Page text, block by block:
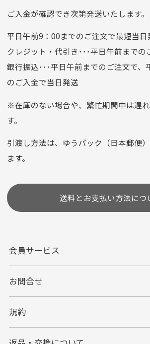
預金種目
普通預金
口座番号
0776226
口座名義
株式会社一条
クレジットカード
選びいただけない場合がございます。
代金引換
代引手数料一律400円
ご入金が確認でき次第発送いたします。
平日午前9：00までのご注文で最短当日
クレジット・代引き･･･平日午前までの
銀行振込･･･平日午前までのご注文で、
のご入金で当日発送
※在庫のない場合や、繁忙期間中は遅
す。
引渡し方法は、ゆうパック（日本郵便
ます。
送料とお支払い方法につ
会員サービス
お問合せ
規約